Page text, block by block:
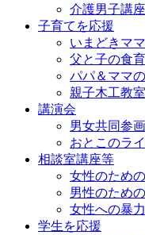
介護男子講座
子育てを応援
いまどきマ
父と子の食
パパ＆ママ
親子木工教室
講演会
男女共同参
おとこのラ
相談室講座等
女性のため
男性のため
女性への暴
学生を応援